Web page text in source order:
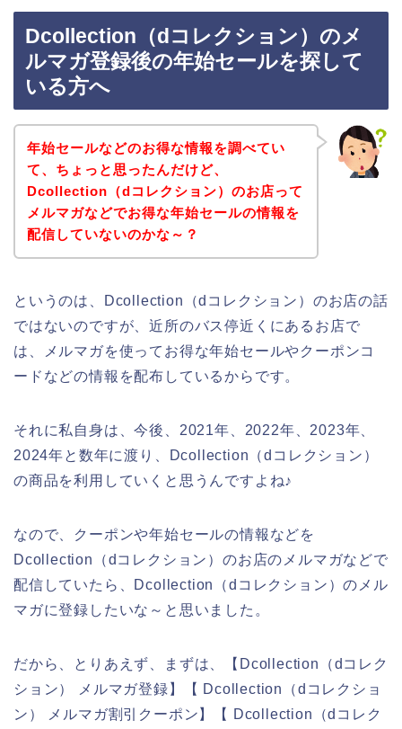
Dcollection（dコレクション）のメ
ルマガ登録後の年始セールを探して
いる方へ
年始セールなどのお得な情報を調べてい
て、ちょっと思ったんだけど、
Dcollection（dコレクション）のお店って
メルマガなどでお得な年始セールの情報を
配信していないのかな～？
というのは、Dcollection（dコレクション）のお店の話
ではないのですが、近所のバス停近くにあるお店で
は、メルマガを使ってお得な年始セールやクーポンコ
ードなどの情報を配布しているからです。
それに私自身は、今後、2021年、2022年、2023年、
2024年と数年に渡り、Dcollection（dコレクション）
の商品を利用していくと思うんですよね♪
なので、クーポンや年始セールの情報などを
Dcollection（dコレクション）のお店のメルマガなどで
配信していたら、Dcollection（dコレクション）のメル
マガに登録したいな～と思いました。
だから、とりあえず、まずは、【Dcollection（dコレク
ション） メルマガ登録】【 Dcollection（dコレクショ
ン） メルマガ割引クーポン】【 Dcollection（dコレク